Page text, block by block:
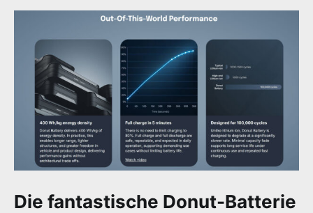
Die fantastische Donut-Batterie